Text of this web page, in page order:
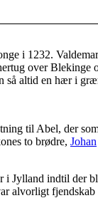
i 1232.
over Blekinge
så altid en hær i
til Abel, der
to brødre, Johan
i Jylland indtil der
alvorligt